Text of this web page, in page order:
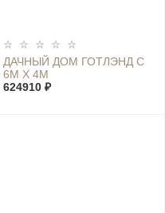
ДАЧНЫЙ ДОМ ГОТЛЭНД С
6М Х 4М
624910 ₽